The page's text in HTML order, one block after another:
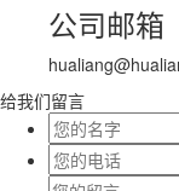
公司邮箱
给我们留言